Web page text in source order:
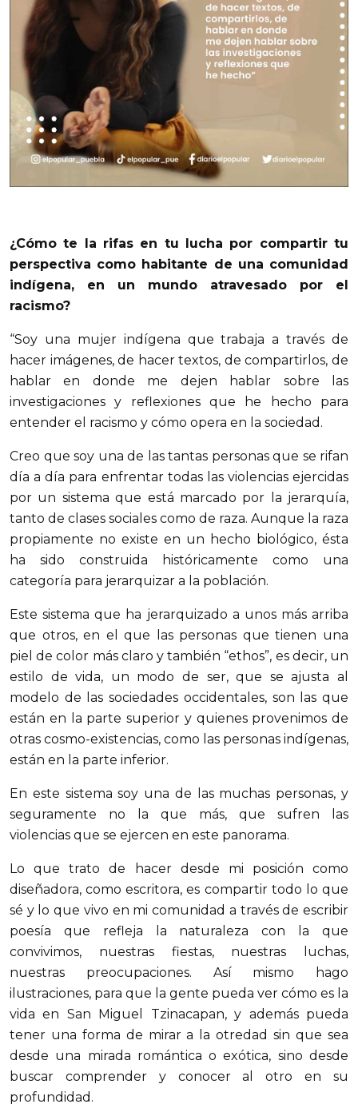
¿Cómo te la rifas en tu lucha por compartir tu
perspectiva como habitante de una comunidad
indígena, en un mundo atravesado por el
racismo?
“Soy una mujer indígena que trabaja a través de
hacer imágenes, de hacer textos, de compartirlos, de
hablar en donde me dejen hablar sobre las
investigaciones y reflexiones que he hecho para
entender el racismo y cómo opera en la sociedad.
Creo que soy una de las tantas personas que se rifan
día a día para enfrentar todas las violencias ejercidas
por un sistema que está marcado por la jerarquía,
tanto de clases sociales como de raza. Aunque la raza
propiamente no existe en un hecho biológico, ésta
ha sido construida históricamente como una
categoría para jerarquizar a la población.
Este sistema que ha jerarquizado a unos más arriba
que otros, en el que las personas que tienen una
piel de color más claro y también “ethos”, es decir, un
estilo de vida, un modo de ser, que se ajusta al
modelo de las sociedades occidentales, son las que
están en la parte superior y quienes provenimos de
otras cosmo-existencias, como las personas indígenas,
están en la parte inferior.
En este sistema soy una de las muchas personas, y
seguramente no la que más, que sufren las
violencias que se ejercen en este panorama.
Lo que trato de hacer desde mi posición como
diseñadora, como escritora, es compartir todo lo que
sé y lo que vivo en mi comunidad a través de escribir
poesía que refleja la naturaleza con la que
convivimos, nuestras fiestas, nuestras luchas,
nuestras preocupaciones. Así mismo hago
ilustraciones, para que la gente pueda ver cómo es la
vida en San Miguel Tzinacapan, y además pueda
tener una forma de mirar a la otredad sin que sea
desde una mirada romántica o exótica, sino desde
buscar comprender y conocer al otro en su
profundidad.